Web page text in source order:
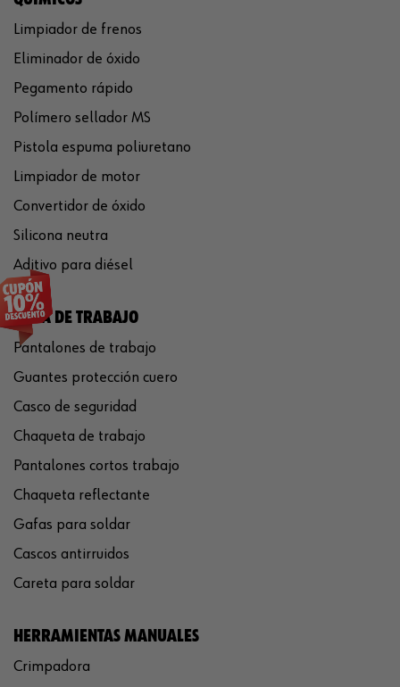
Limpiador de frenos
Eliminador de óxido
Pegamento rápido
Polímero sellador MS
Pistola espuma poliuretano
Limpiador de motor
Convertidor de óxido
Silicona neutra
Aditivo para diésel
ROPA DE TRABAJO
Pantalones de trabajo
Guantes protección cuero
Casco de seguridad
Chaqueta de trabajo
Pantalones cortos trabajo
Chaqueta reflectante
Gafas para soldar
Cascos antirruidos
Careta para soldar
HERRAMIENTAS MANUALES
Crimpadora